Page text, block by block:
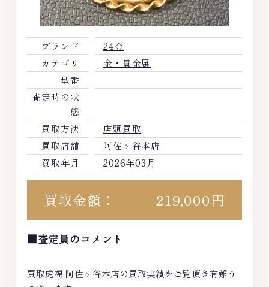
ブランド
24金
カテゴリ
金・貴金属
型番
査定時の状
態
買取方法
店頭買取
買取店舗
阿佐ヶ谷本店
買取年月
2026年03月
買取金額： 219,000円
■査定員のコメント
買取虎福 阿佐ヶ谷本店の買取実績をご覧頂き有難う